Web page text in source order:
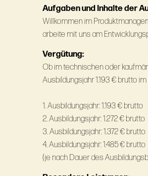
Aufgaben und Inhalte der
Willkommen im
arbeite mit uns am
Vergütung:
Ob im technischen oder
Ausbildungsjahr 1.193 € brutto
1. Ausbildungsjahr: 1.193 € brutto
2. Ausbildungsjahr: 1.272 € brutto
3. Ausbildungsjahr: 1.372 € brutto
4. Ausbildungsjahr: 1.485 € brutto
(je nach Dauer des